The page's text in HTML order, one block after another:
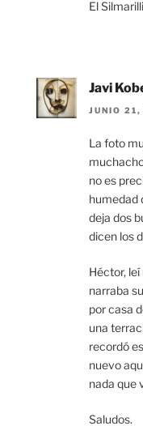
El
Javi
JUNIO
La foto
no es
humedad
deja dos
dicen los
Héctor,
narraba
por casa
una
recordó
nuevo
nada que
Saludos.